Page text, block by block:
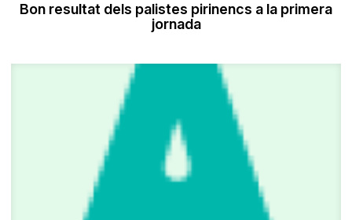
Bon resultat dels palistes pirinencs a la primera
jornada